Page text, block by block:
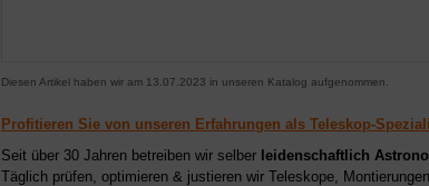
Diesen Artikel haben wir am 13.07.2023 in unseren Katalog aufgenommen.
Profitieren Sie von unseren Erfahrungen als Teleskop-
Seit über 30 Jahren betreiben wir selber leidenschaftlich
Täglich prüfen, optimieren & justieren wir Teleskope,